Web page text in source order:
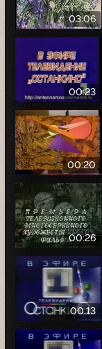
03:06
00:23
00:20
00:26
00:13